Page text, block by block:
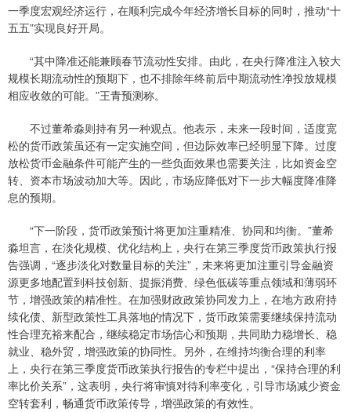
一季度宏观经济运行，在顺利完成今年经济增长目标的同时，推动“十
五五”实现良好开局。
“其中降准还能兼顾春节流动性安排。由此，在央行降准注入较大
规模长期流动性的预期下，也不排除年终前后中期流动性净投放规模
相应收敛的可能。”王青预测称。
不过董希淼则持有另一种观点。他表示，未来一段时间，适度宽
松的货币政策虽还有一定实施空间，但边际效率已经明显下降。过度
放松货币金融条件可能产生的一些负面效果也需要关注，比如资金空
转、资本市场波动加大等。因此，市场应降低对下一步大幅度降准降
息的预期。
“下一阶段，货币政策预计将更加注重精准、协同和均衡。”董希
淼坦言，在淡化规模、优化结构上，央行在第三季度货币政策执行报
告强调，“逐步淡化对数量目标的关注”，未来将更加注重引导金融资
源更多地配置到科技创新、提振消费、绿色低碳等重点领域和薄弱环
节，增强政策的精准性。在加强财政政策协同发力上，在地方政府持
续化债、新型政策性工具落地的情况下，货币政策需要继续保持流动
性合理充裕来配合，继续稳定市场信心和预期，共同助力稳增长、稳
就业、稳外贸，增强政策的协同性。另外，在维持均衡合理的利率
上，央行在第三季度货币政策执行报告的专栏中提出，“保持合理的利
率比价关系”，这表明，央行将审慎对待利率变化，引导市场减少资金
空转套利，畅通货币政策传导，增强政策的有效性。